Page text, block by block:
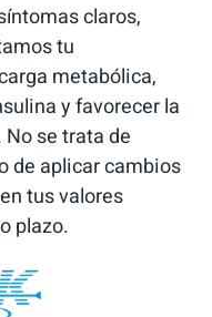
claros,
tu
metabólica,
y favorecer la
se trata de
de aplicar cambios
tus valores
plazo.